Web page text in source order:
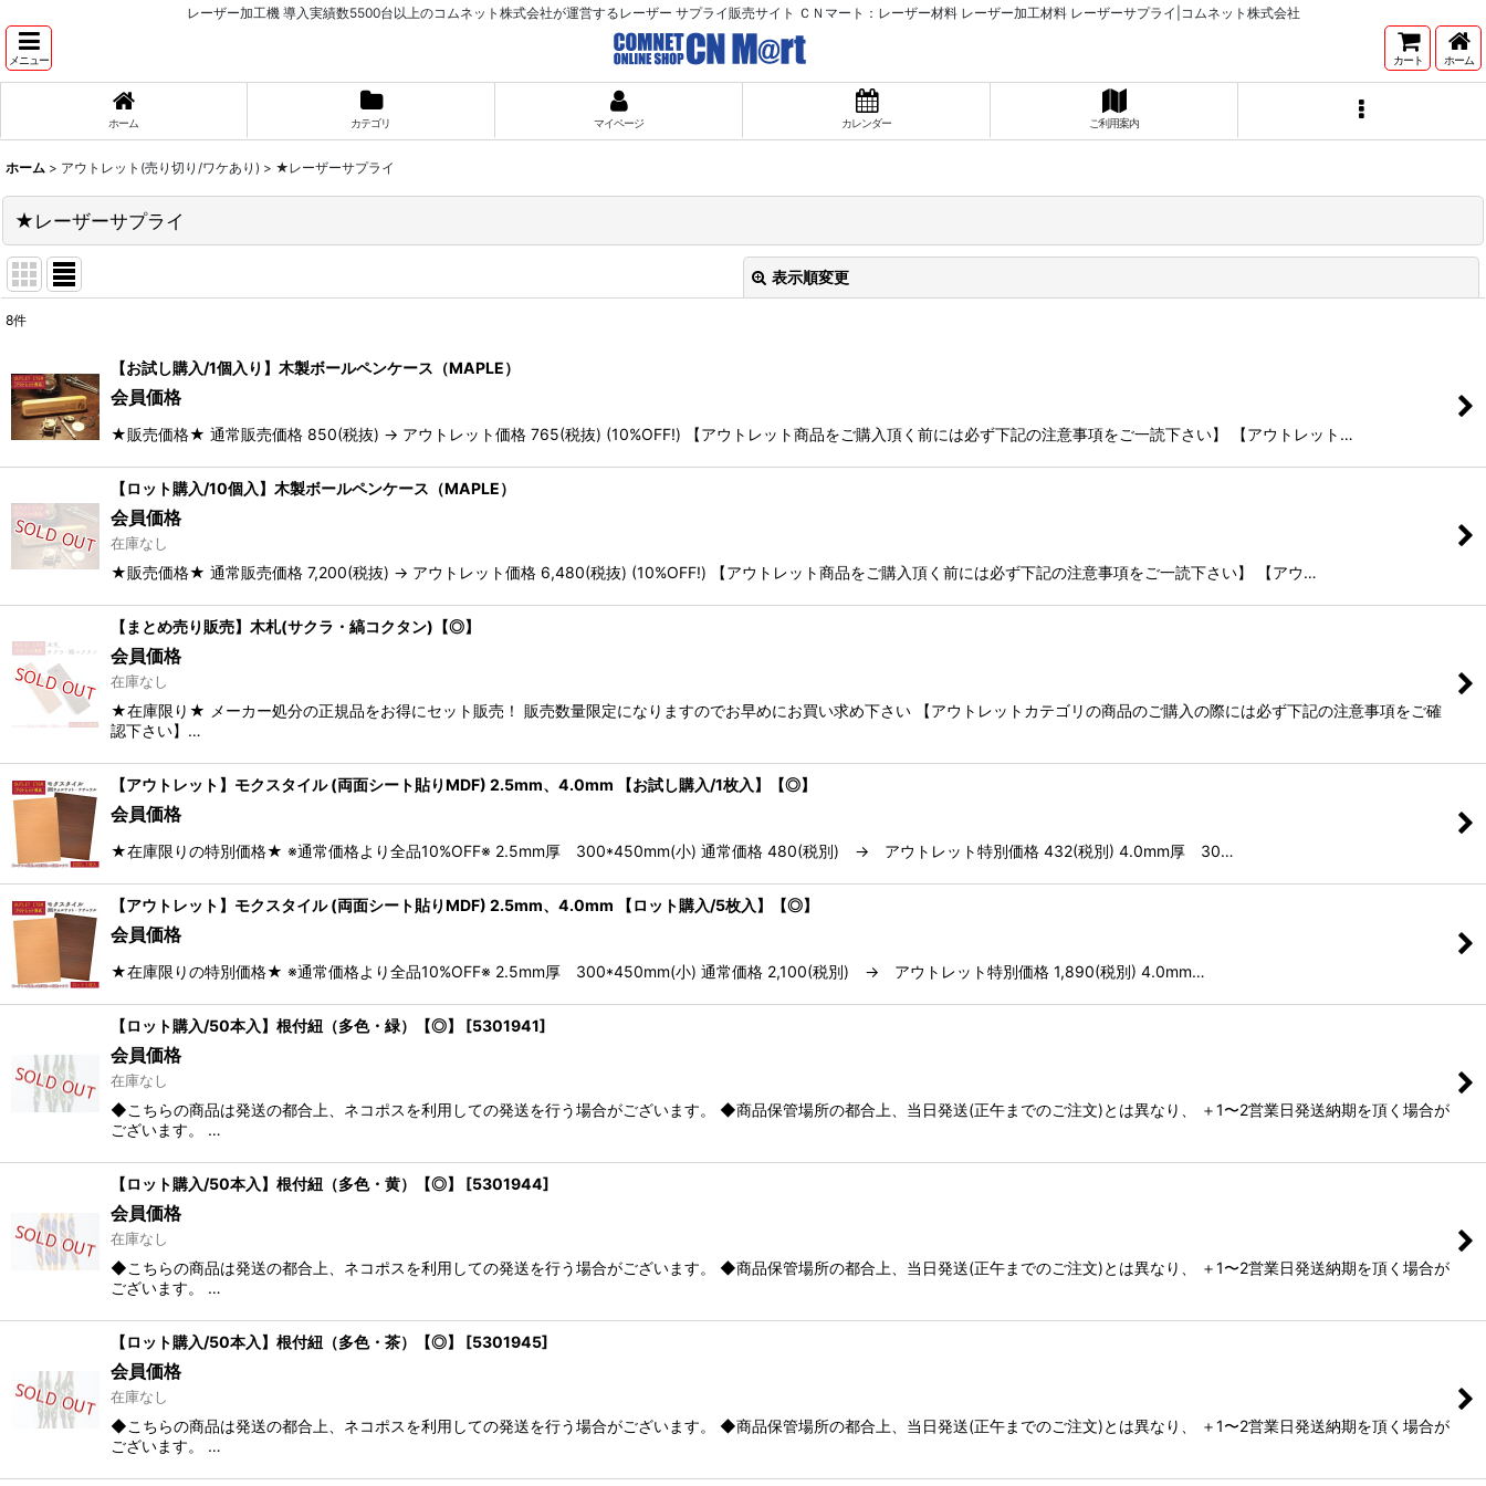
レーザー加工機 導入実績数5500台以上のコムネット株式会社が運営するレーザー サプライ販売サイト ＣＮマート：レーザー材料 レーザー加工材料 レーザーサプライ|コムネット株式会社
メニュー カート ホーム
ホーム カテゴリ マイページ カレンダー ご利用案内
ホーム > アウトレット(売り切り/ワケあり) > ★レーザーサプライ
★レーザーサプライ
表示順変更
並び順:
8件
【お試し購入/1個入り】木製ボールペンケース（MAPLE）
会員価格
★販売価格★ 通常販売価格 850(税抜) → アウトレット価格 765(税抜) (10%OFF!) 【アウトレット商品をご購入頂く前には必ず下記の注意事項をご一読下さい】 【アウトレット…
【ロット購入/10個入】木製ボールペンケース（MAPLE）
会員価格
在庫なし
★販売価格★ 通常販売価格 7,200(税抜) → アウトレット価格 6,480(税抜) (10%OFF!) 【アウトレット商品をご購入頂く前には必ず下記の注意事項をご一読下さい】 【アウ…
【まとめ売り販売】木札(サクラ・縞コクタン)【◎】
会員価格
在庫なし
★在庫限り★ メーカー処分の正規品をお得にセット販売！ 販売数量限定になりますのでお早めにお買い求め下さい 【アウトレットカテゴリの商品のご購入の際には必ず下記の注意事項をご確
認下さい】…
【アウトレット】モクスタイル (両面シート貼りMDF) 2.5mm、4.0mm 【お試し購入/1枚入】【◎】
会員価格
★在庫限りの特別価格★ ※通常価格より全品10%OFF※ 2.5mm厚 300*450mm(小) 通常価格 480(税別) → アウトレット特別価格 432(税別) 4.0mm厚 30…
【アウトレット】モクスタイル (両面シート貼りMDF) 2.5mm、4.0mm 【ロット購入/5枚入】【◎】
会員価格
★在庫限りの特別価格★ ※通常価格より全品10%OFF※ 2.5mm厚 300*450mm(小) 通常価格 2,100(税別) → アウトレット特別価格 1,890(税別) 4.0mm…
【ロット購入/50本入】根付紐（多色・緑）【◎】 [5301941]
会員価格
在庫なし
◆こちらの商品は発送の都合上、ネコポスを利用しての発送を行う場合がございます。 ◆商品保管場所の都合上、当日発送(正午までのご注文)とは異なり、 ＋1〜2営業日発送納期を頂く場合が
ございます。 …
【ロット購入/50本入】根付紐（多色・黄）【◎】 [5301944]
会員価格
在庫なし
◆こちらの商品は発送の都合上、ネコポスを利用しての発送を行う場合がございます。 ◆商品保管場所の都合上、当日発送(正午までのご注文)とは異なり、 ＋1〜2営業日発送納期を頂く場合が
ございます。 …
【ロット購入/50本入】根付紐（多色・茶）【◎】 [5301945]
会員価格
在庫なし
◆こちらの商品は発送の都合上、ネコポスを利用しての発送を行う場合がございます。 ◆商品保管場所の都合上、当日発送(正午までのご注文)とは異なり、 ＋1〜2営業日発送納期を頂く場合が
ございます。 …